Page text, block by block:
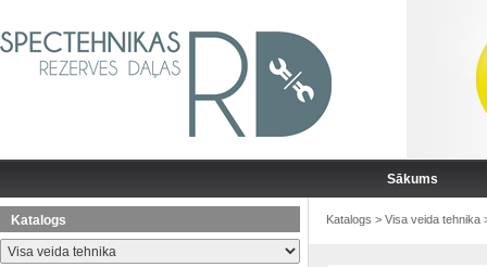
Sākums
Katalogs Katalogs > Visa veida tehnika